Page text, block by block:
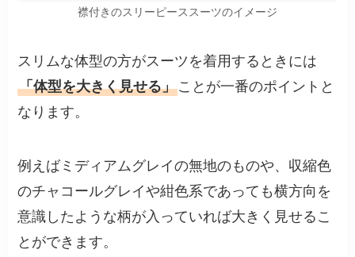
襟付きのスリーピーススーツのイメージ
スリムな体型の方がスーツを着用するときには
「体型を大きく見せる」ことが一番のポイントと
なります。
例えばミディアムグレイの無地のものや、収縮色
のチャコールグレイや紺色系であっても横方向を
意識したような柄が入っていれば大きく見せるこ
とができます。